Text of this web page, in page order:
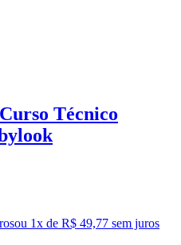
Técnico
ou 1x de R$ 49,77 sem juros